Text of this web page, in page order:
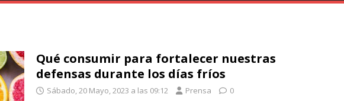
Qué consumir para fortalecer nuestras
defensas durante los días fríos
Sábado, 20 Mayo, 2023 a las 09:12 Prensa 0